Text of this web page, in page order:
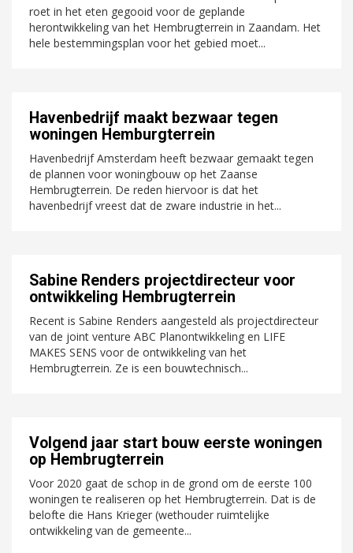
roet in het eten gegooid voor de geplande
herontwikkeling van het Hembrugterrein in Zaandam. Het
hele bestemmingsplan voor het gebied moet...
Havenbedrijf maakt bezwaar tegen
woningen Hemburgterrein
Havenbedrijf Amsterdam heeft bezwaar gemaakt tegen
de plannen voor woningbouw op het Zaanse
Hembrugterrein. De reden hiervoor is dat het
havenbedrijf vreest dat de zware industrie in het...
Sabine Renders projectdirecteur voor
ontwikkeling Hembrugterrein
Recent is Sabine Renders aangesteld als projectdirecteur
van de joint venture ABC Planontwikkeling en LIFE
MAKES SENS voor de ontwikkeling van het
Hembrugterrein. Ze is een bouwtechnisch...
Volgend jaar start bouw eerste woningen
op Hembrugterrein
Voor 2020 gaat de schop in de grond om de eerste 100
woningen te realiseren op het Hembrugterrein. Dat is de
belofte die Hans Krieger (wethouder ruimtelijke
ontwikkeling van de gemeente...